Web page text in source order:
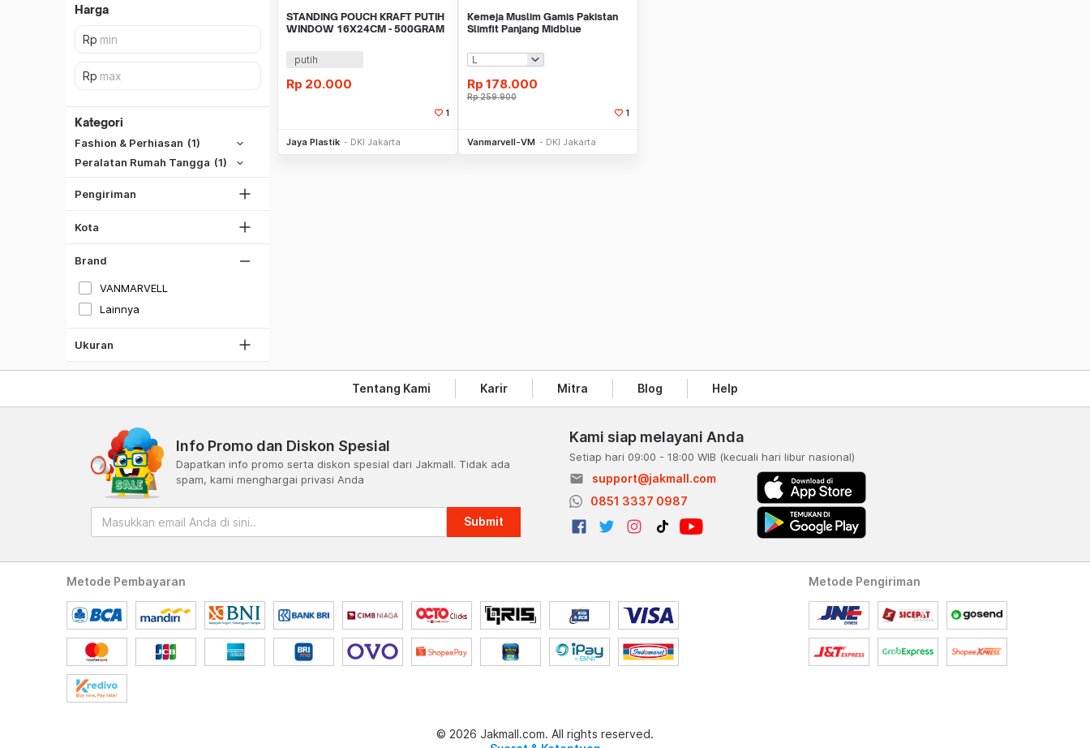
Harga
Kategori
Fashion & Perhiasan (1)
Peralatan Rumah Tangga (1)
Pengiriman
Lihat Semua
Kota
DKI Jakarta
Tangerang
Bekasi
Bogor
Lihat Semua
Brand
VANMARVELL
Lainnya
Ukuran
XXL
STANDING POUCH KRAFT PUTIH
WINDOW 16X24CM - 500GRAM
putih
Rp 20.000
1
Jaya Plastik DKI Jakarta
Kemeja Muslim Gamis Pakistan
Slimfit Panjang Midblue
Rp 178.000
Rp259.900
1
Vanmarvell-VM DKI Jakarta
Tentang Kami Karir Mitra Blog Help
Info Promo dan Diskon Spesial
Dapatkan info promo serta diskon spesial dari Jakmall. Tidak ada
spam, kami menghargai privasi Anda
Submit
Kami siap melayani Anda
Setiap hari 09:00 - 18:00 WIB (kecuali hari libur nasional)
email
support@jakmall.com
0851 3337 0987
Metode Pembayaran Metode Pengiriman
© 2026 Jakmall.com. All rights reserved.